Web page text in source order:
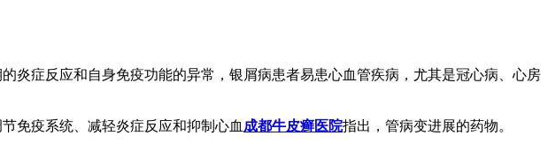
炎症反应和自身免疫功能的异常，银屑病患者易患心血管疾病，尤其是冠心病、心房
免疫系统、减轻炎症反应和抑制心血 成都牛皮癣医院指出，管病变进展的药物。